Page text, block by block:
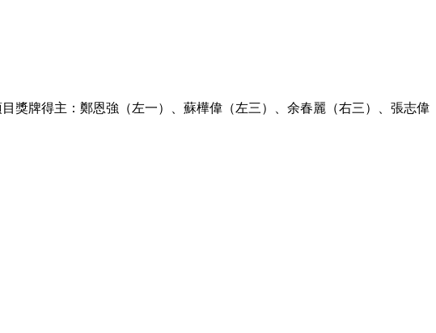
獎牌得主：鄭恩強（左一）、蘇樺偉（左三）、余春麗（右三）、張志偉